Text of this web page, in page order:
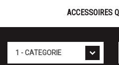
ACCESSOIRES